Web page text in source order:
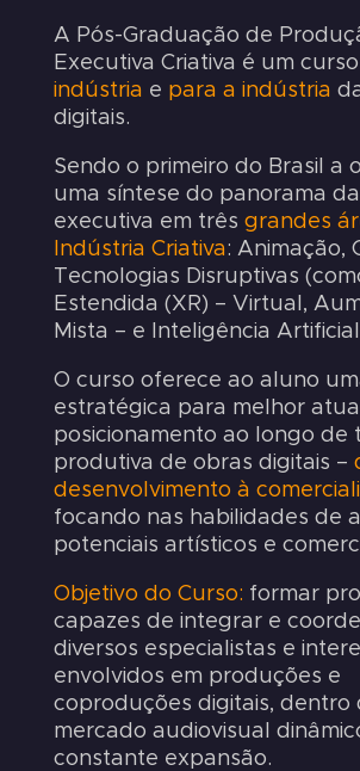
A Pós-Graduação de
Executiva Criativa é um
indústria e para a indústria
digitais.
Sendo o primeiro do Brasil a
uma síntese do panorama
executiva em três grandes
Indústria Criativa: Animação,
Tecnologias Disruptivas
Estendida (XR) – Virtual,
Mista – e Inteligência
O curso oferece ao aluno
estratégica para melhor
posicionamento ao longo de
produtiva de obras digitais –
desenvolvimento à
focando nas habilidades de
potenciais artísticos e
Objetivo do Curso: formar
capazes de integrar e
diversos especialistas e
envolvidos em produções e
coproduções digitais, dentro
mercado audiovisual
constante expansão.